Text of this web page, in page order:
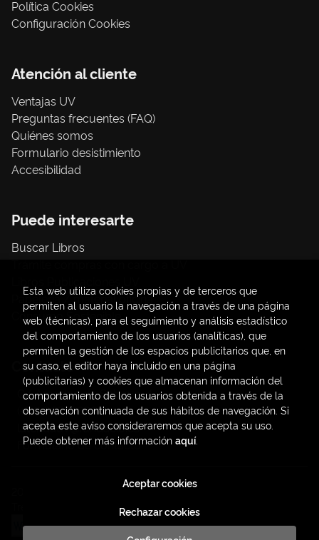
Política Cookies
Configuración Cookies
Atención al cliente
Ventajas UV
Preguntas frecuentes (FAQ)
Quiénes somos
Formulario desistimiento
Accesibilidad
Puede interesarte
Buscar Libros
Papelería / material oficina
Consumo Sostenible
Contacto
C/ Amadeo de Saboya, 4
(+34) 963828968
latendauv@fundacio.es
Formulario de contacto
. Todos los Derechos Reservados |
Esta web utiliza cookies propias y de terceros que
permiten al usuario la navegación a través de una página
web (técnicas), para el seguimiento y análisis estadístico
del comportamiento de los usuarios (analíticas), que
permiten la gestión de los espacios publicitarios que, en
su caso, el editor haya incluido en una página
(publicitarias) y cookies que almacenan información del
comportamiento de los usuarios obtenida a través de la
observación continuada de sus hábitos de navegación. Si
acepta este aviso consideraremos que acepta su uso.
Puede obtener más información aquí.
Rechazar cookies
Aceptar cookies